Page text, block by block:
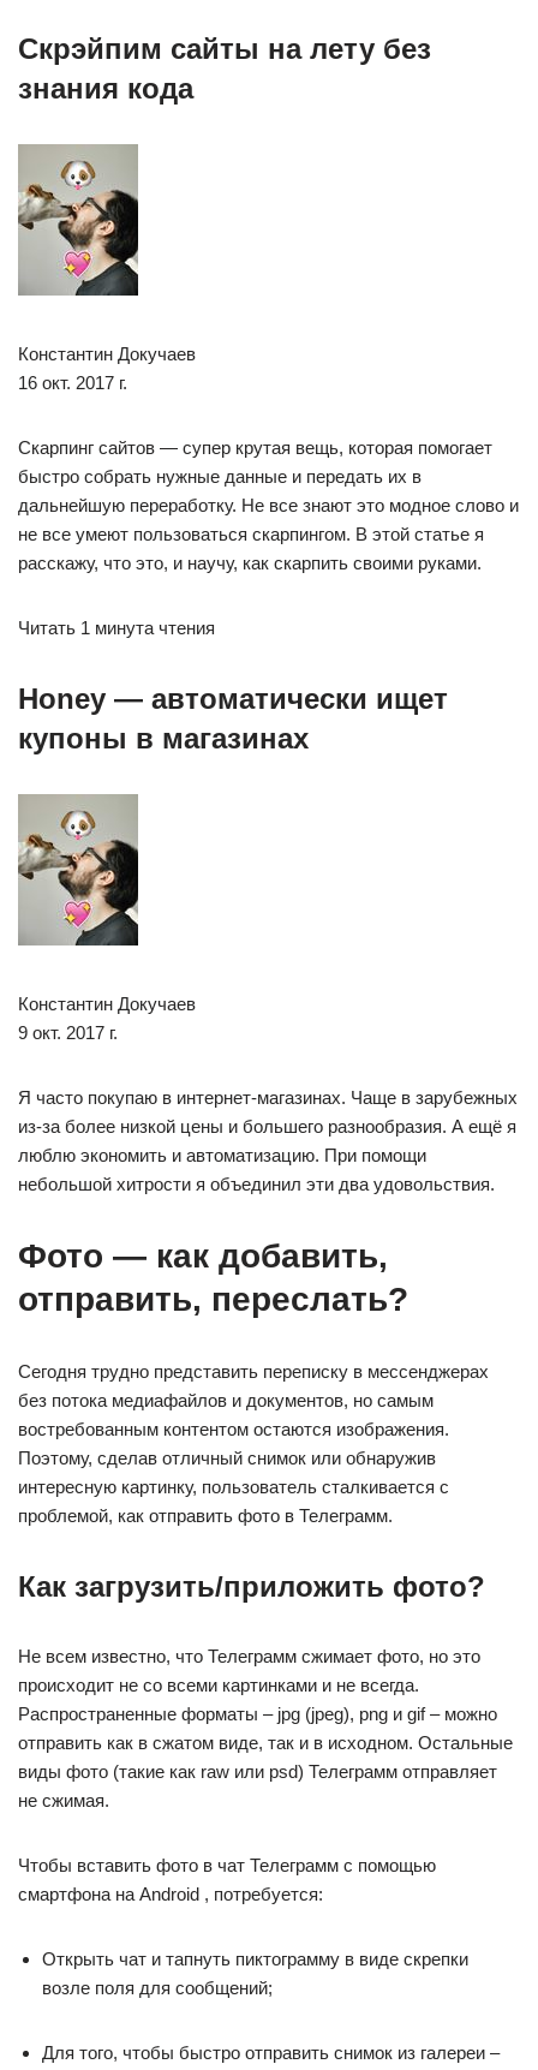
Скрэйпим сайты на лету без
знания кода
Константин Докучаев
16 окт. 2017 г.
Скарпинг сайтов — супер крутая вещь, которая помогает
быстро собрать нужные данные и передать их в
дальнейшую переработку. Не все знают это модное слово и
не все умеют пользоваться скарпингом. В этой статье я
расскажу, что это, и научу, как скарпить своими руками.
Читать 1 минута чтения
Honey — автоматически ищет
купоны в магазинах
Константин Докучаев
9 окт. 2017 г.
Я часто покупаю в интернет-магазинах. Чаще в зарубежных
из-за более низкой цены и большего разнообразия. А ещё я
люблю экономить и автоматизацию. При помощи
небольшой хитрости я объединил эти два удовольствия.
Фото — как добавить,
отправить, переслать?
Сегодня трудно представить переписку в мессенджерах
без потока медиафайлов и документов, но самым
востребованным контентом остаются изображения.
Поэтому, сделав отличный снимок или обнаружив
интересную картинку, пользователь сталкивается с
проблемой, как отправить фото в Телеграмм.
Как загрузить/приложить фото?
Не всем известно, что Телеграмм сжимает фото, но это
происходит не со всеми картинками и не всегда.
Распространенные форматы – jpg (jpeg), png и gif – можно
отправить как в сжатом виде, так и в исходном. Остальные
виды фото (такие как raw или psd) Телеграмм отправляет
не сжимая.
Чтобы вставить фото в чат Телеграмм с помощью
смартфона на Android , потребуется:
Открыть чат и тапнуть пиктограмму в виде скрепки
возле поля для сообщений;
Для того, чтобы быстро отправить снимок из галереи –